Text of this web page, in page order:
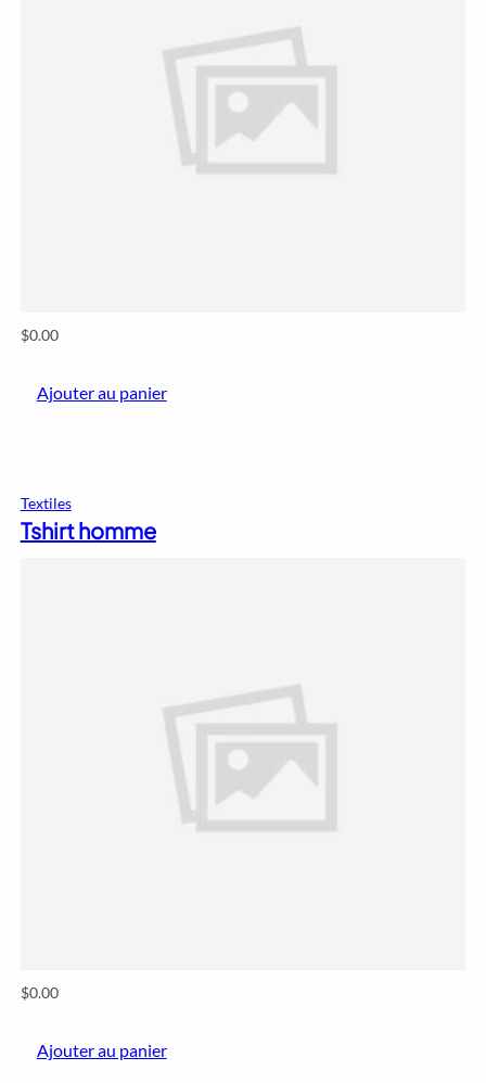
$0.00
Ajouter au panier
Textiles
Tshirt homme
$0.00
Ajouter au panier